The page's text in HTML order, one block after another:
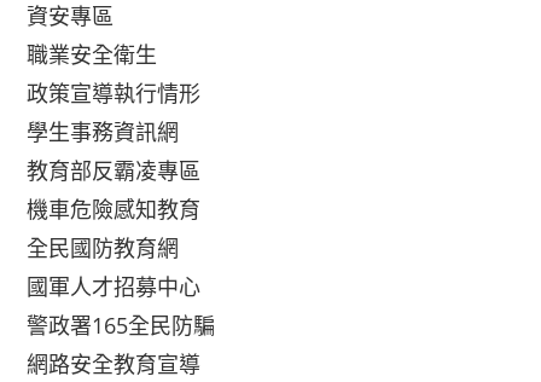
資安專區
職業安全衛生
政策宣導執行情形
學生事務資訊網
教育部反霸凌專區
機車危險感知教育
全民國防教育網
國軍人才招募中心
警政署165全民防騙
網路安全教育宣導